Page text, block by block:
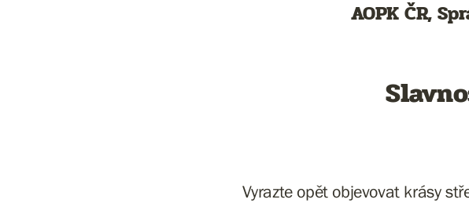
AOPK ČR,
Vyrazte opět objevovat krásy